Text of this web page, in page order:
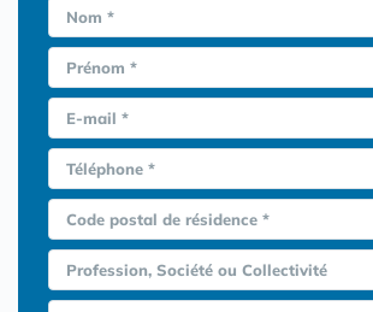
Nom *
Prénom *
E-mail *
Téléphone *
Code postal de résidence *
Profession, Société ou Collectivité